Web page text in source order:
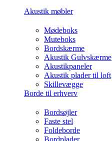
Akustik møbler
Mødeboks
Muteboks
Bordskærme
Akustik Gulvskærme
Akustikpaneler
Akustik plader til loft
Skillevægge
Borde til erhverv
Bordsøjler
Faste stel
Foldeborde
Bordplader